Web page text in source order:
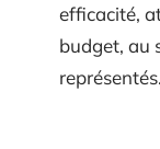
efficacité,
budget, au
représentés.